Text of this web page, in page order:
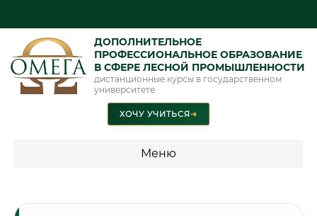
ДОПОЛНИТЕЛЬНОЕ
ПРОФЕССИОНАЛЬНОЕ ОБРАЗОВАНИЕ
В СФЕРЕ ЛЕСНОЙ ПРОМЫШЛЕННОСТИ
дистанционные курсы в государственном
университете
ХОЧУ УЧИТЬСЯ➜
Меню